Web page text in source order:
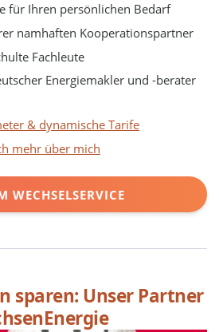
für Ihren persönlichen Bedarf
namhaften Kooperationspartner
Fachleute
Energiemakler und -berater
& dynamische Tarife
mehr über mich
WECHSELSERVICE
sparen: Unser Partner